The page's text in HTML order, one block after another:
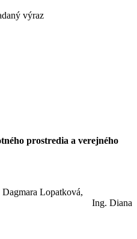
výraz
prostredia a verejného
Lopatková,
Ing. Diana